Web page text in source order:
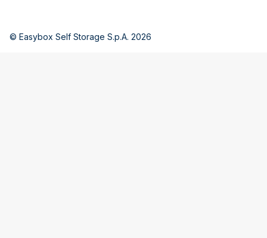
© Easybox Self Storage S.p.A. 2026